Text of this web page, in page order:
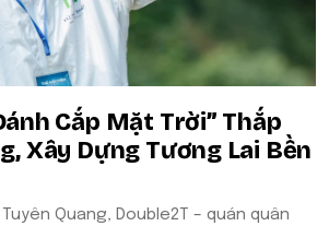
Cắp Mặt Trời” Thắp
Xây Dựng Tương Lai Bền
Quang, Double2T – quán quân